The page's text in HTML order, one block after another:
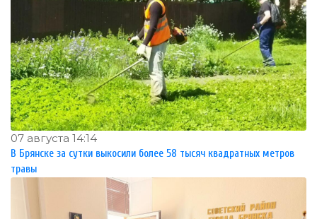
07 августа 14:14
В Брянске за сутки выкосили более 58 тысяч квадратных метров
травы